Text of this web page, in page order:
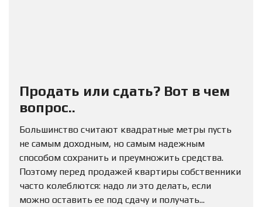
Продать или сдать? Вот в чем
вопрос..
Большинство считают квадратные метры пусть
не самым доходным, но самым надежным
способом сохранить и преумножить средства.
Поэтому перед продажей квартиры собственники
часто колеблются: надо ли это делать, если
можно оставить ее под сдачу и получать...